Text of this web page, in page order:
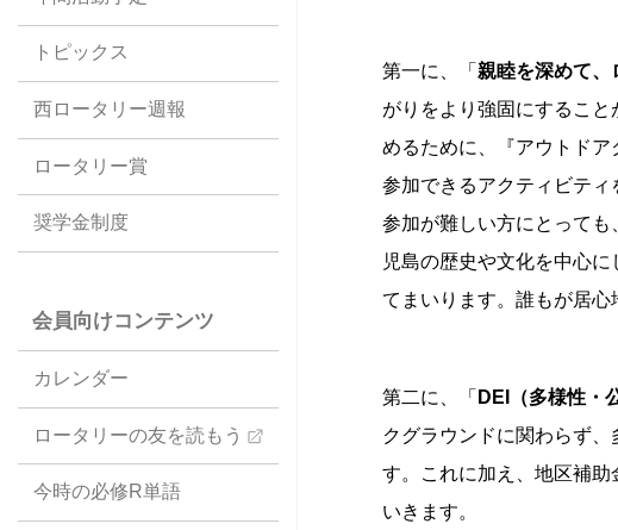
トピックス
西ロータリー週報
ロータリー賞
奨学金制度
会員向けコンテンツ
カレンダー
ロータリーの友を読もう
今時の必修R単語
第一に、「親睦を深めて、
がりをより強固にするこ
めるために、『アウトド
参加できるアクティビテ
参加が難しい方にとって
児島の歴史や文化を中心
てまいります。誰もが居心
第二に、「 DEI（多様性・
クグラウンドに関わらず
す。これに加え、地区補
いきます。